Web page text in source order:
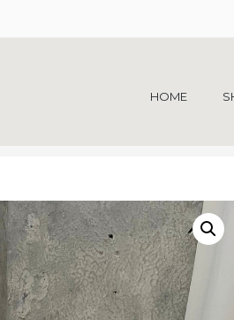
HOME